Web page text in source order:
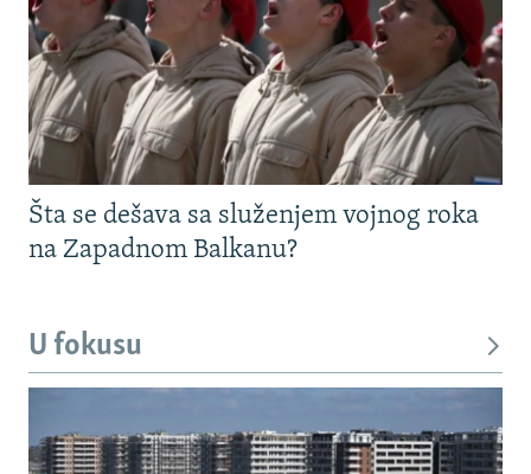
Šta se dešava sa služenjem vojnog roka
na Zapadnom Balkanu?
U fokusu